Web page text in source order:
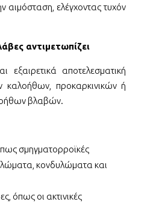
αιμόσταση, ελέγχοντας τυχόν
αντιμετωπίζει
εξαιρετικά αποτελεσματική
καλοήθων, προκαρκινικών ή
βλαβών.
σμηγματορροϊκές
κονδυλώματα και
όπως οι ακτινικές